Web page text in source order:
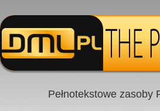
Pełnotekstowe